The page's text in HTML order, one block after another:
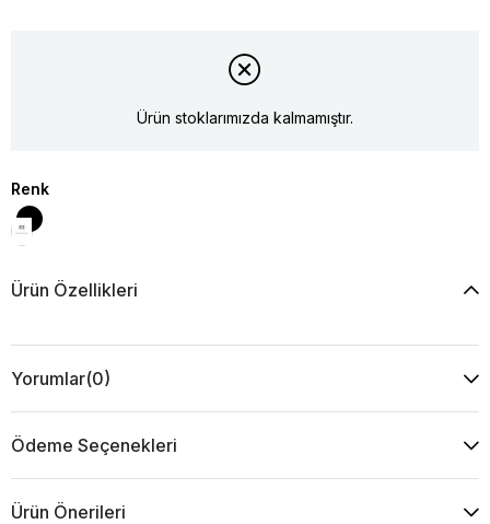
Ürün stoklarımızda kalmamıştır.
Renk
Ürün Özellikleri
Yorumlar(0)
Ödeme Seçenekleri
Ürün Önerileri